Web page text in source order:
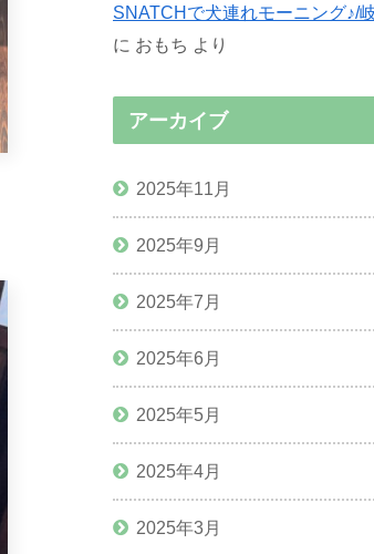
SNATCHで犬連れモーニング♪/
に おもち より
アーカイブ
2025年11月
2025年9月
2025年7月
2025年6月
2025年5月
2025年4月
2025年3月